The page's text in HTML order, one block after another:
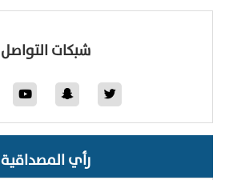
شبكات التواصل
رأي المصداقية